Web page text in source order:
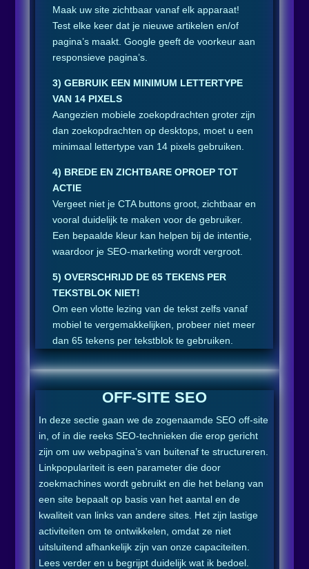
Maak uw site zichtbaar vanaf elk apparaat!
Test elke keer dat je nieuwe artikelen en/of
pagina’s maakt. Google geeft de voorkeur aan
responsieve pagina’s.
3) GEBRUIK EEN MINIMUM LETTERTYPE
VAN 14 PIXELS
Aangezien mobiele zoekopdrachten groter zijn
dan zoekopdrachten op desktops, moet u een
minimaal lettertype van 14 pixels gebruiken.
4) BREDE EN ZICHTBARE OPROEP TOT
ACTIE
Vergeet niet je CTA buttons groot, zichtbaar en
vooral duidelijk te maken voor de gebruiker.
Een bepaalde kleur kan helpen bij de intentie,
waardoor je SEO-marketing wordt vergroot.
5) OVERSCHRIJD DE 65 TEKENS PER
TEKSTBLOK NIET!
Om een vlotte lezing van de tekst zelfs vanaf
mobiel te vergemakkelijken, probeer niet meer
dan 65 tekens per tekstblok te gebruiken.
OFF-SITE SEO
In deze sectie gaan we de zogenaamde SEO off-site
in, of in die reeks SEO-technieken die erop gericht
zijn om uw webpagina’s van buitenaf te structureren.
Linkpopulariteit is een parameter die door
zoekmachines wordt gebruikt en die het belang van
een site bepaalt op basis van het aantal en de
kwaliteit van links van andere sites. Het zijn lastige
activiteiten om te ontwikkelen, omdat ze niet
uitsluitend afhankelijk zijn van onze capaciteiten.
Lees verder en u begrijpt duidelijk wat ik bedoel.